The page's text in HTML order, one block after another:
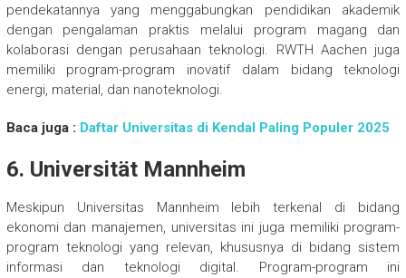
pendekatannya yang menggabungkan pendidikan akademik
dengan pengalaman praktis melalui program magang dan
kolaborasi dengan perusahaan teknologi. RWTH Aachen juga
memiliki program-program inovatif dalam bidang teknologi
energi, material, dan nanoteknologi.
Baca juga : Daftar Universitas di Kendal Paling Populer 2025
6. Universität Mannheim
Meskipun Universitas Mannheim lebih terkenal di bidang
ekonomi dan manajemen, universitas ini juga memiliki program-
program teknologi yang relevan, khususnya di bidang sistem
informasi dan teknologi digital. Program-program ini